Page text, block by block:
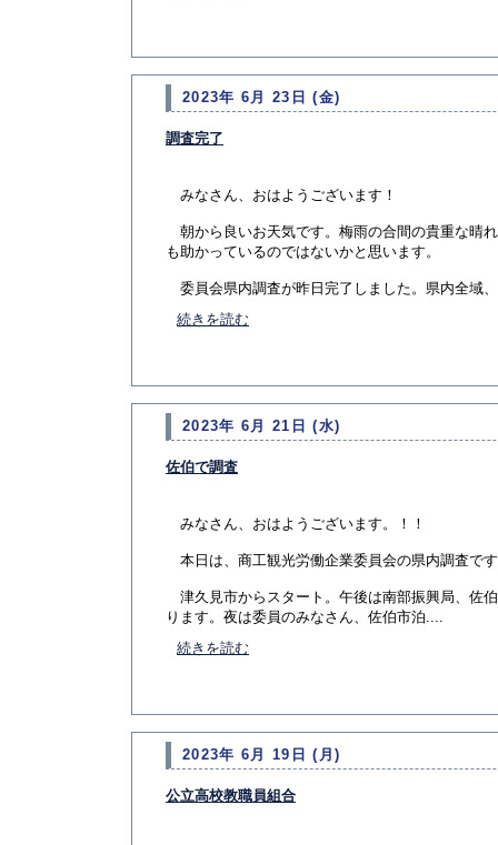
2023年 6月 23日 (金)
調査完了
みなさん、おはようございます！
朝から良いお天気です。梅雨の合間の貴重な晴
も助かっているのではないかと思います。
委員会県内調査が昨日完了しました。県内全域
続きを読む
2023年 6月 21日 (水)
佐伯で調査
みなさん、おはようございます。！！
本日は、商工観光労働企業委員会の県内調査で
津久見市からスタート。午後は南部振興局、佐
ります。夜は委員のみなさん、佐伯市泊....
続きを読む
2023年 6月 19日 (月)
公立高校教職員組合